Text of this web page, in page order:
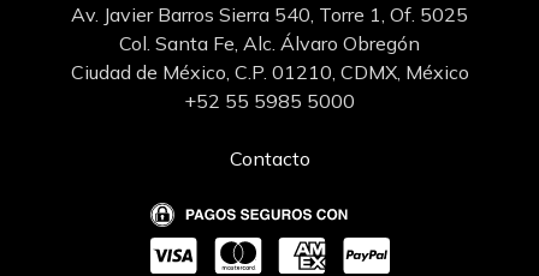
Av. Javier Barros Sierra 540, Torre 1, Of. 5025
Col. Santa Fe, Alc. Álvaro Obregón
Ciudad de México, C.P. 01210, CDMX, México
+52 55 5985 5000
Contacto